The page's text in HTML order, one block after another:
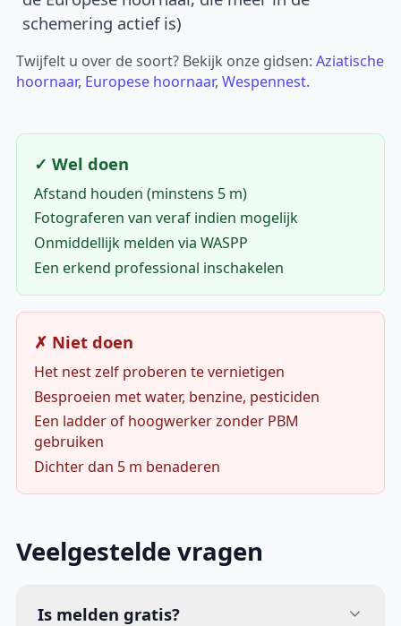
schemering actief is)
Twijfelt u over de soort? Bekijk onze gidsen:Aziatische
hoornaar, Europese hoornaar,Wespennest.
✓ Wel doen
Afstand houden (minstens 5 m)
Fotograferen van veraf indien mogelijk
Onmiddellijk melden via WASPP
Een erkend professional inschakelen
✗ Niet doen
Het nest zelf proberen te vernietigen
Besproeien met water, benzine, pesticiden
Een ladder of hoogwerker zonder PBM
gebruiken
Dichter dan 5 m benaderen
Veelgestelde vragen
Is melden gratis?